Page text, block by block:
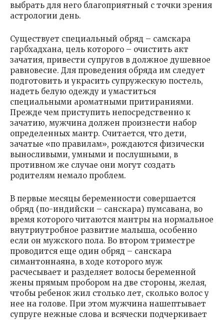
выбрать для него благоприятный с точки зрения
астрологии день.
Существует специальный обряд – самскара
гарбхадхана, цель которого – очистить акт
зачатия, привести супругов в должное душевное
равновесие. Для проведения обряда им следует
подготовить и украсить супружескую постель,
надеть белую одежду и умаститься
специальными ароматными притираниями.
Прежде чем приступить непосредственно к
зачатию, мужчина должен произнести набор
определенных мантр. Считается, что дети,
зачатые «по правилам», рождаются физически
выносливыми, умными и послушными, в
противном же случае они могут создать
родителям немало проблем.
В первые месяцы беременности совершается
обряд (по-индийски – санскара) пумсавана, во
время которого читаются мантры на нормальное
внутриутробное развитие малыша, особенно
если он мужского пола. Во втором триместре
проводится еще один обряд – санскара
симантоннаяна, в ходе которого муж
расчесывает и разделяет волосы беременной
жены прямым пробором на две стороны, желая,
чтобы ребенок жил столько лет, сколько волос у
нее на голове. При этом мужчина нашептывает
супруге нежные слова и всячески подчеркивает